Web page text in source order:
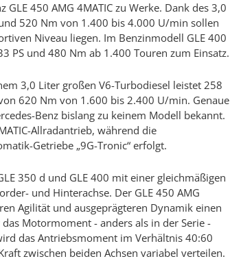
450 AMG 4MATIC zu Werke. Dank des 3,0
520 Nm von 1.400 bis 4.000 U/min sollen
Niveau liegen. Im Benzinmodell GLE 400
PS und 480 Nm ab 1.400 Touren zum Einsatz.
3,0 Liter großen V6-Turbodiesel leistet 258
620 Nm von 1.600 bis 2.400 U/min. Genaue
Benz bislang zu keinem Modell bekannt.
Allradantrieb, während die
Getriebe „9G-Tronic“ erfolgt.
350 d und GLE 400 mit einer gleichmäßigen
und Hinterachse. Der GLE 450 AMG
Agilität und ausgeprägteren Dynamik einen
Motormoment - anders als in der Serie -
das Antriebsmoment im Verhältnis 40:60
zwischen beiden Achsen variabel verteilen.